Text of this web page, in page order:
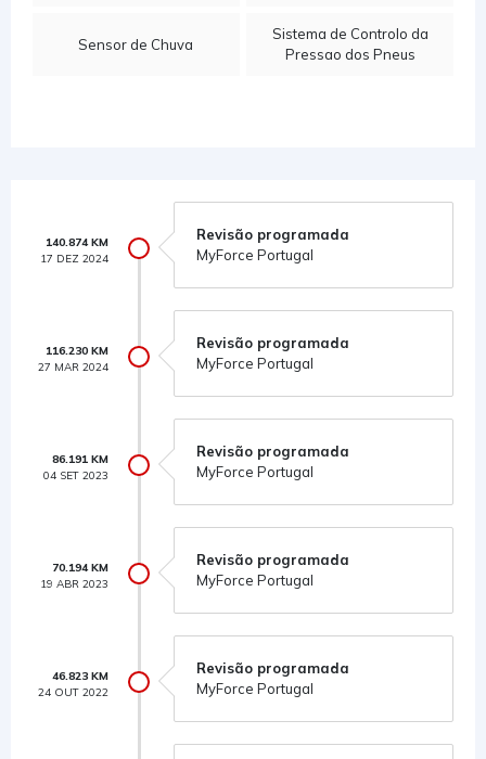
Sensor de Chuva
Sistema de Controlo da
Pressao dos Pneus
140.874 KM
17 DEZ 2024
Revisão programada
MyForce Portugal
116.230 KM
27 MAR 2024
Revisão programada
MyForce Portugal
86.191 KM
04 SET 2023
Revisão programada
MyForce Portugal
70.194 KM
19 ABR 2023
Revisão programada
MyForce Portugal
46.823 KM
24 OUT 2022
Revisão programada
MyForce Portugal